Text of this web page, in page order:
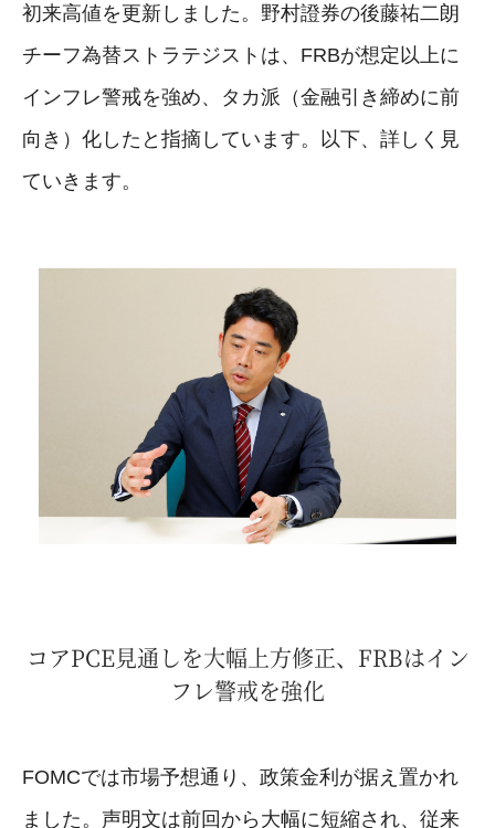
初来高値を更新しました。野村證券の後藤祐二朗
チーフ為替ストラテジストは、FRBが想定以上に
インフレ警戒を強め、タカ派（金融引き締めに前
向き）化したと指摘しています。以下、詳しく見
ていきます。
コアPCE見通しを大幅上方修正、FRBはイン
フレ警戒を強化
FOMCでは市場予想通り、政策金利が据え置かれ
ました。声明文は前回から大幅に短縮され、従来